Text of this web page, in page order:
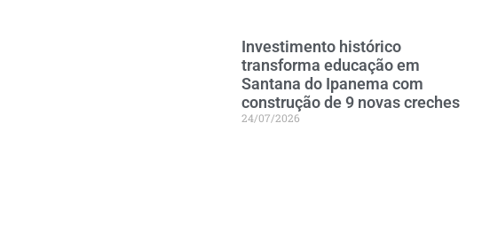
Investimento histórico
transforma educação em
Santana do Ipanema com
construção de 9 novas creches
24/07/2026